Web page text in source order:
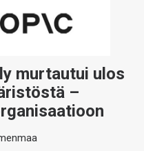
murtautui ulos
–